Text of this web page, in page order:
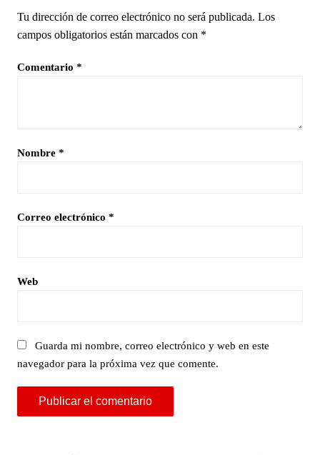
Tu dirección de correo electrónico no será publicada. Los
campos obligatorios están marcados con *
Comentario *
Nombre *
Correo electrónico *
Web
Guarda mi nombre, correo electrónico y web en este
navegador para la próxima vez que comente.